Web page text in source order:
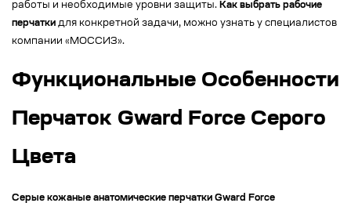
работы и необходимые уровни защиты. Как выбрать рабочие
перчатки для конкретной задачи, можно узнать у специалистов
компании «МОССИЗ».
Функциональные Особенности
Перчаток Gward Force Серого
Цвета
Серые кожаные анатомические перчатки Gward Force